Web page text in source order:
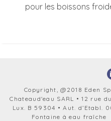
pour les boissons
Copyright, @2018 Eden
Chateaud'eau SARL • 12 rue
Lux. B 59304 • Aut. d’Etabl.
Fontaine à eau fraîche